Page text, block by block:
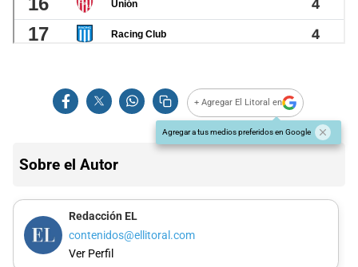
+ Agregar El Litoral en
Agregar a tus medios preferidos en Google
Sobre el Autor
Redacción EL
contenidos@ellitoral.com
Ver Perfil